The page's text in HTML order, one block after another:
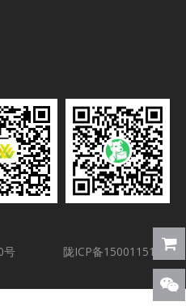
号 陇ICP备15001151号-5